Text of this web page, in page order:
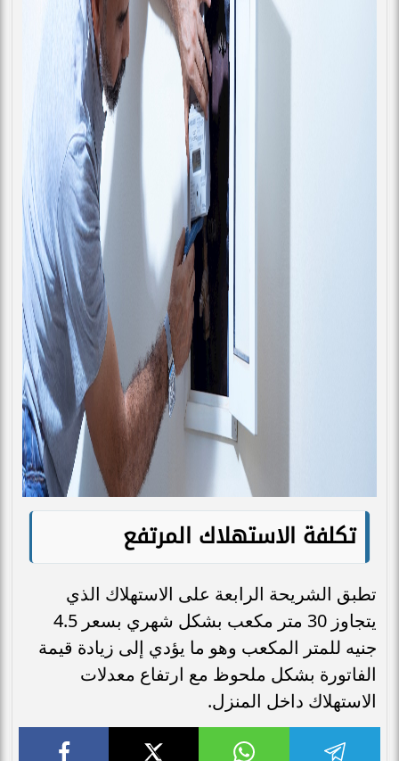
تكلفة الاستهلاك المرتفع
تطبق الشريحة الرابعة على الاستهلاك الذي
يتجاوز 30 متر مكعب بشكل شهري بسعر 4.5
جنيه للمتر المكعب وهو ما يؤدي إلى زيادة قيمة
الفاتورة بشكل ملحوظ مع ارتفاع معدلات
الاستهلاك داخل المنزل.